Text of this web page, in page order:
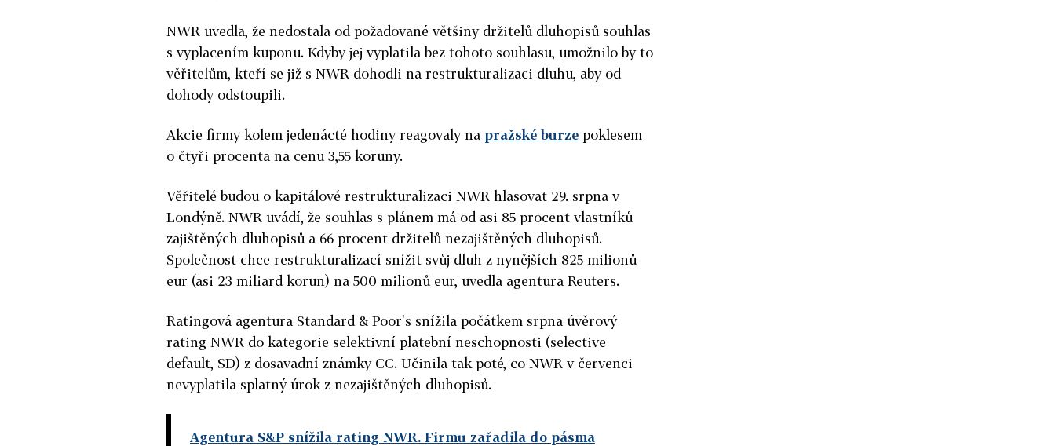
NWR uvedla, že nedostala od požadované většiny držitelů dluhopisů souhlas
s vyplacením kuponu. Kdyby jej vyplatila bez tohoto souhlasu, umožnilo by to
věřitelům, kteří se již s NWR dohodli na restrukturalizaci dluhu, aby od
dohody odstoupili.
Akcie firmy kolem jedenácté hodiny reagovaly na pražské burze poklesem
o čtyři procenta na cenu 3,55 koruny.
Věřitelé budou o kapitálové restrukturalizaci NWR hlasovat 29. srpna v
Londýně. NWR uvádí, že souhlas s plánem má od asi 85 procent vlastníků
zajištěných dluhopisů a 66 procent držitelů nezajištěných dluhopisů.
Společnost chce restrukturalizací snížit svůj dluh z nynějších 825 milionů
eur (asi 23 miliard korun) na 500 milionů eur, uvedla agentura Reuters.
Ratingová agentura Standard & Poor's snížila počátkem srpna úvěrový
rating NWR do kategorie selektivní platební neschopnosti (selective
default, SD) z dosavadní známky CC. Učinila tak poté, co NWR v červenci
nevyplatila splatný úrok z nezajištěných dluhopisů.
Agentura S&P snížila rating NWR. Firmu zařadila do pásma